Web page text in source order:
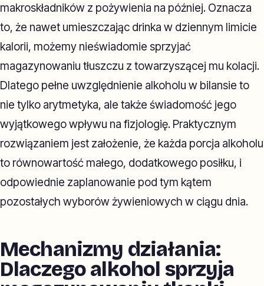
makroskładników z pożywienia na później. Oznacza
to, że nawet umieszczając drinka w dziennym limicie
kalorii, możemy nieświadomie sprzyjać
magazynowaniu tłuszczu z towarzyszącej mu kolacji.
Dlatego pełne uwzględnienie alkoholu w bilansie to
nie tylko arytmetyka, ale także świadomość jego
wyjątkowego wpływu na fizjologię. Praktycznym
rozwiązaniem jest założenie, że każda porcja alkoholu
to równowartość małego, dodatkowego posiłku, i
odpowiednie zaplanowanie pod tym kątem
pozostałych wyborów żywieniowych w ciągu dnia.
Mechanizmy działania:
Dlaczego alkohol sprzyja